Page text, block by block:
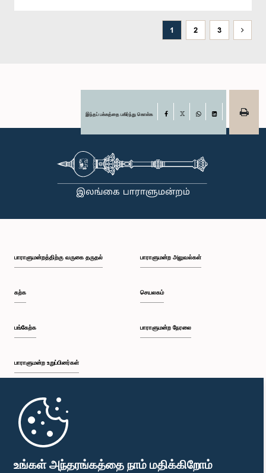
உங்கள் அந்தரங்கத்தை நாம் மதிக்கிறோம்
1 2 3
இந்தப் பக்கத்தை பகிர்ந்து கொள்க Facebook
பாராளுமன்றத்திற்கு வருகை தருதல்
கற்க
பங்கேற்க
பாராளுமன்ற உறுப்பினர்கள்
முதற்பக்கம்
பாராளுமன்ற அலுவல்கள்
செயலகம்
பாராளுமன்ற நேரலை
பாராளுமன்ற கையடக்க செயலி